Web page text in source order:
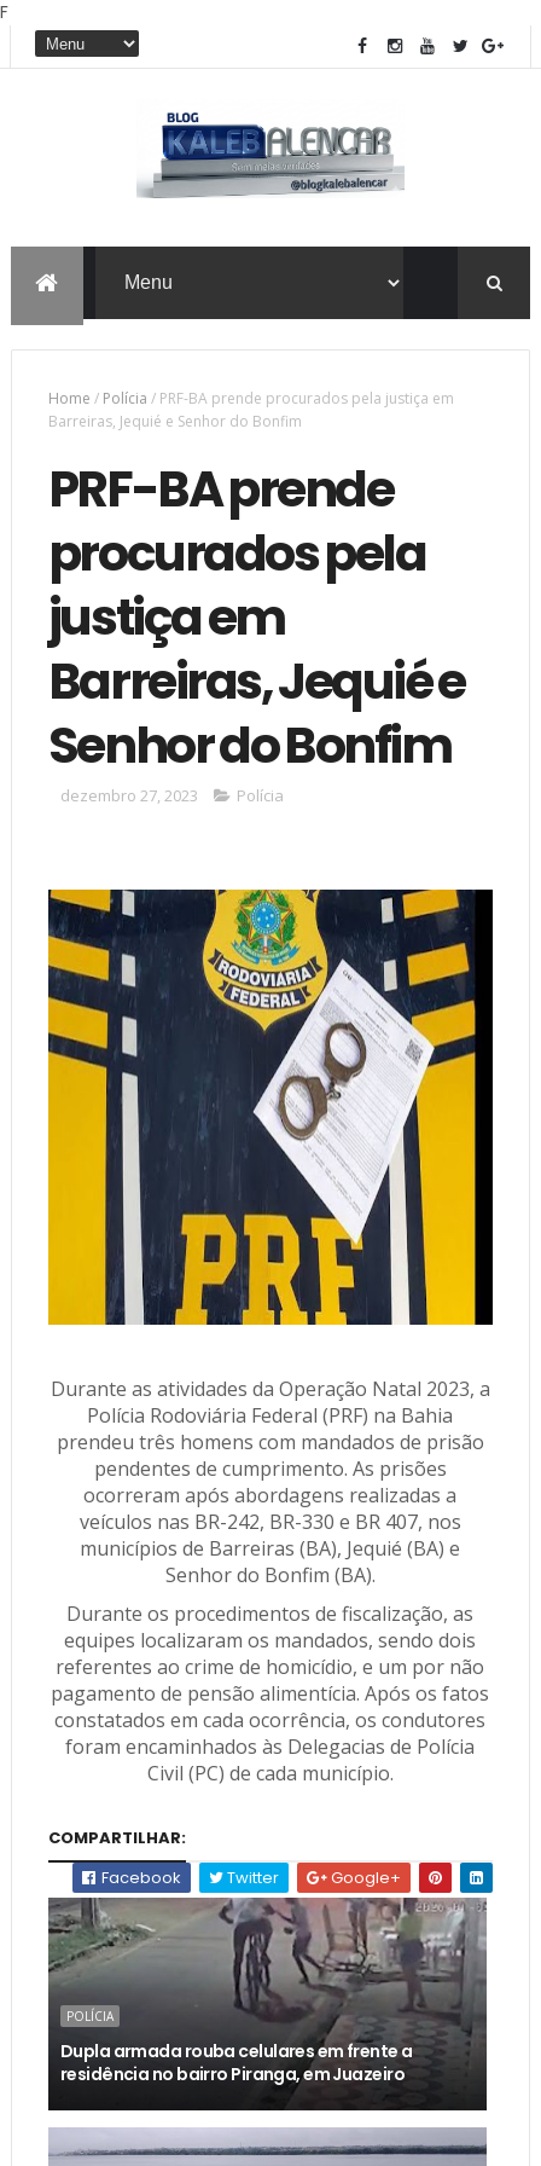
F
Home / Polícia / PRF-BA prende procurados pela justiça em
Barreiras, Jequié e Senhor do Bonfim
PRF-BA prende
procurados pela
justiça em
Barreiras, Jequié e
Senhor do Bonfim
dezembro 27, 2023 Polícia
Durante as atividades da Operação Natal 2023, a
Polícia Rodoviária Federal (PRF) na Bahia
prendeu três homens com mandados de prisão
pendentes de cumprimento. As prisões
ocorreram após abordagens realizadas a
veículos nas BR-242, BR-330 e BR 407, nos
municípios de Barreiras (BA), Jequié (BA) e
Senhor do Bonfim (BA).
Durante os procedimentos de fiscalização, as
equipes localizaram os mandados, sendo dois
referentes ao crime de homicídio, e um por não
pagamento de pensão alimentícia. Após os fatos
constatados em cada ocorrência, os condutores
foram encaminhados às Delegacias de Polícia
Civil (PC) de cada município.
COMPARTILHAR:
Facebook
Twitter Google+
POLÍCIA
Dupla armada rouba celulares em frente a
residência no bairro Piranga, em Juazeiro